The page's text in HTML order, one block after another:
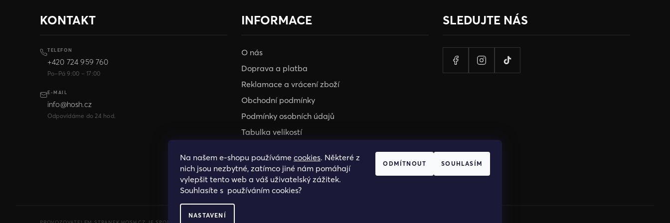
Na našem e-shopu používáme cookies. Některé z
nich jsou nezbytné, zatímco jiné nám pomáhají
vylepšit tento web a váš uživatelský zážitek.
Souhlasíte s používáním cookies?
NASTAVENÍ
ODMÍTNOUT SOUHLASÍM
KONTAKT
TELEFON
+420 724 959 760
Po–Pá 9:00 – 17:00
E-MAIL
info@hosh.cz
Odpovídáme do 24 hod.
INFORMACE
O nás
Doprava a platba
Reklamace a vrácení zboží
Obchodní podmínky
Podmínky osobních údajů
Tabulka velikostí
HOSH KLUB
VELKOOBCHOD
SLEDUJTE NÁS